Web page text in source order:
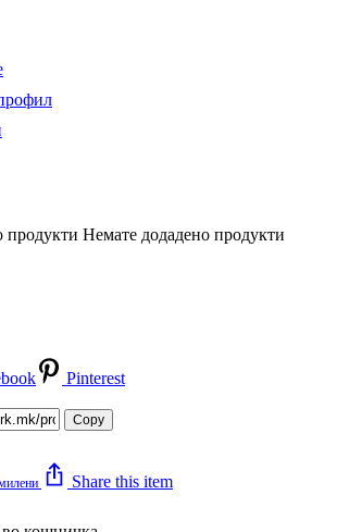
Немате додадено продукти
Pinterest
Copy
Share this item